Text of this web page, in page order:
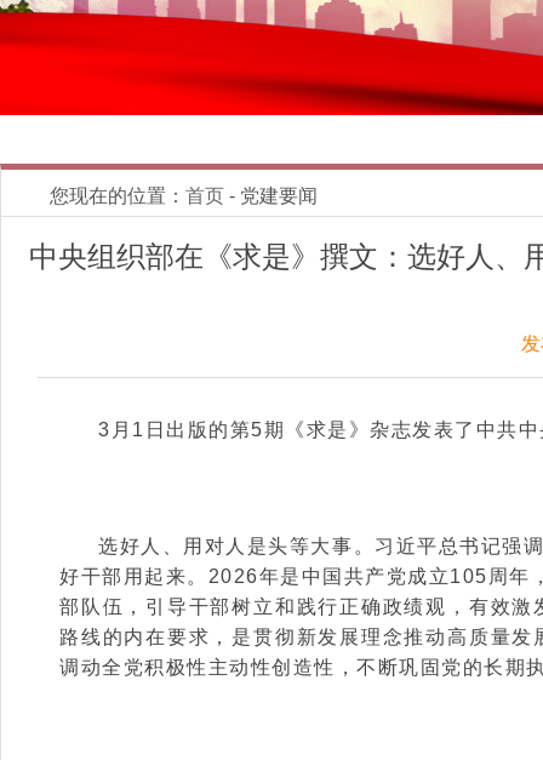
您现在的位置： 首页 - 党建要闻
中央组织部在《求是》撰文：选好人、
3月1日出版的第5期《求是》杂志发表了 中共
选好人、用对人是头等大事。习近平总书记强
好干部用起来。2026年是中国共产党成立105周年
部队伍，引导干部树立和践行正确政绩观，有效
路线的内在要求，是贯彻新发展理念推动高质量
调动全党积极性主动性创造性，不断巩固党的长期